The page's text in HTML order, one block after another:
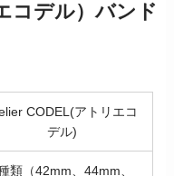
コデル）バンド
CODEL(アトリエコ
デル)
類（42mm、44mm、